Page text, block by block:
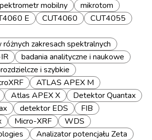
mobilny
mikrotom
E CUT4060
CUT4055
zakresach spektralnych
badania analityczne i naukowe
i szybkie
ATLAS APEX M
Atlas APEX X
Detektor Quantax
detektor EDS
FIB
Micro-XRF
WDS
Analizator potencjału Zeta